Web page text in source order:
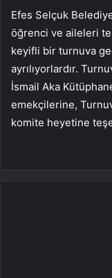
Efes Selçuk
öğrenci ve aileleri
keyifli bir turnuva
ayrılıyorlardır.
İsmail Aka
emekçilerine,
komite heyetine